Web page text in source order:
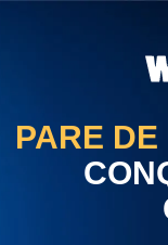
PARE